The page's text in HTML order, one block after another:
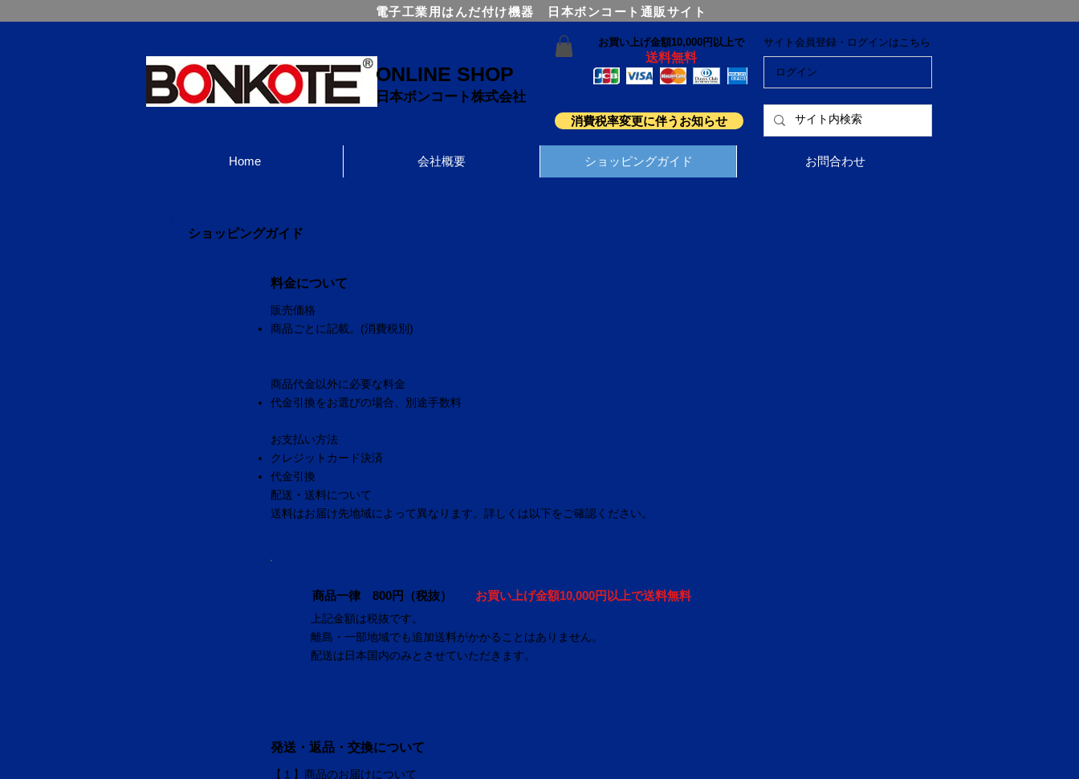
電子工業用はんだ付け機器 日本ボンコート通販サイト
ONLINE SHOP
日本ボンコート株式会社
お買い上げ金額10,000円以上で
送料無料
消費税率変更に伴うお知らせ
サイト会員登録・ログインはこちら
ログイン
Home 会社概要 ショッピングガイド お問合わせ
ショッピングガイド
料金について
販売価格
商品ごとに記載。(消費税別)
商品代金以外に必要な料金
代金引換をお選びの場合、別途手数料
お支払い方法
クレジットカード決済
代金引換
配送・送料について
送料はお届け先地域によって異なります。詳しくは以下をご確認ください。
商品一律 800円（税抜） お買い上げ金額10,000円以上で送料無料
上記金額は税抜です。
離島・一部地域でも追加送料がかかることはありません。
配送は日本国内のみとさせていただきます。
発送・返品・交換について
【１】商品のお届けについて